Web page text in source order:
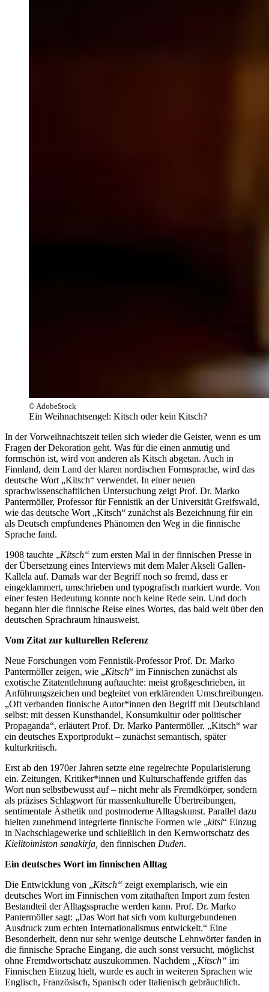
© AdobeStock
Ein Weihnachtsengel: Kitsch oder kein Kitsch?
In der Vorweihnachtszeit teilen sich wieder die Geister, wenn es um
Fragen der Dekoration geht. Was für die einen anmutig und
formschön ist, wird von anderen als Kitsch abgetan. Auch in
Finnland, dem Land der klaren nordischen Formsprache, wird das
deutsche Wort „Kitsch“ verwendet. In einer neuen
sprachwissenschaftlichen Untersuchung zeigt Prof. Dr. Marko
Pantermöller, Professor für Fennistik an der Universität Greifswald,
wie das deutsche Wort „Kitsch“ zunächst als Bezeichnung für ein
als Deutsch empfundenes Phänomen den Weg in die finnische
Sprache fand.
1908 tauchte „Kitsch“ zum ersten Mal in der finnischen Presse in
der Übersetzung eines Interviews mit dem Maler Akseli Gallen-
Kallela auf. Damals war der Begriff noch so fremd, dass er
eingeklammert, umschrieben und typografisch markiert wurde. Von
einer festen Bedeutung konnte noch keine Rede sein. Und doch
begann hier die finnische Reise eines Wortes, das bald weit über den
deutschen Sprachraum hinausweist.
Vom Zitat zur kulturellen Referenz
Neue Forschungen vom Fennistik-Professor Prof. Dr. Marko
Pantermöller zeigen, wie „Kitsch“ im Finnischen zunächst als
exotische Zitatentlehnung auftauchte: meist großgeschrieben, in
Anführungszeichen und begleitet von erklärenden Umschreibungen.
„Oft verbanden finnische Autor*innen den Begriff mit Deutschland
selbst: mit dessen Kunsthandel, Konsumkultur oder politischer
Propaganda“, erläutert Prof. Dr. Marko Pantermöller. „Kitsch“ war
ein deutsches Exportprodukt – zunächst semantisch, später
kulturkritisch.
Erst ab den 1970er Jahren setzte eine regelrechte Popularisierung
ein. Zeitungen, Kritiker*innen und Kulturschaffende griffen das
Wort nun selbstbewusst auf – nicht mehr als Fremdkörper, sondern
als präzises Schlagwort für massenkulturelle Übertreibungen,
sentimentale Ästhetik und postmoderne Alltagskunst. Parallel dazu
hielten zunehmend integrierte finnische Formen wie „kitsi“ Einzug
in Nachschlagewerke und schließlich in den Kernwortschatz des
Kielitoimiston sanakirja, den finnischen Duden.
Ein deutsches Wort im finnischen Alltag
Die Entwicklung von „Kitsch“ zeigt exemplarisch, wie ein
deutsches Wort im Finnischen vom zitathaften Import zum festen
Bestandteil der Alltagssprache werden kann. Prof. Dr. Marko
Pantermöller sagt: „Das Wort hat sich vom kulturgebundenen
Ausdruck zum echten Internationalismus entwickelt.“ Eine
Besonderheit, denn nur sehr wenige deutsche Lehnwörter fanden in
die finnische Sprache Eingang, die auch sonst versucht, möglichst
ohne Fremdwortschatz auszukommen. Nachdem
„Kitsch“ im
Finnischen Einzug hielt, wurde es auch in weiteren Sprachen wie
Englisch, Französisch, Spanisch oder Italienisch gebräuchlich.